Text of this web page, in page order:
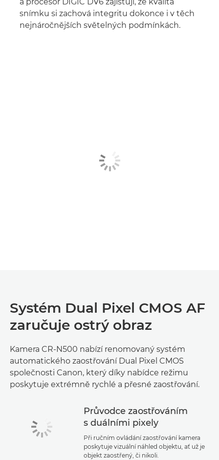
a procesor DIGIC DV6 zajišťují, že kvalita
snímku si zachová integritu dokonce i v těch
nejnáročnějších světelných podmínkách.
Systém Dual Pixel CMOS AF
zaručuje ostrý obraz
Kamera CR-N500 nabízí renomovaný systém
automatického zaostřování Dual Pixel CMOS
společnosti Canon, který díky nabídce režimu
poskytuje extrémně rychlé a přesné zaostřování.
Průvodce zaostřováním
s duálními pixely
Při ručním ovládání zaostřování kamera
poskytuje vizuální náhled objektu, ať už je
objekt zaostřený, či nikoli.